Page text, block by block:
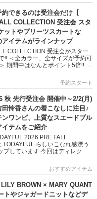
できるのは受注会だけ【
COLLECTION 受注会 スタ
ットやプリーツスカートな
アイテムがラインナップ
COLLECTION 受注会がスター
!! ＜全カラー、全サイズが予約可
期間中はなんとポイント5倍!! こ
予約スタート
秋 先行受注会 開催中～2/2(月)
怜香さんの着こなしに注目♪
ワンピ、上質なスエードブル
イテムをご紹介
2026 PRE FALL
らしいこなれ感漂う
プしています 今回はディレクタ
おすすめアイテム
BROWN × MARY QUANT
トやジャガードニットなどデ